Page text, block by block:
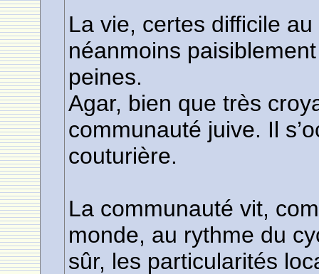
La vie, certes difficile
néanmoins
peines.
Agar, bien que très
communauté juive. Il
couturière.
La communauté vit,
monde, au rythme du
sûr, les particularités